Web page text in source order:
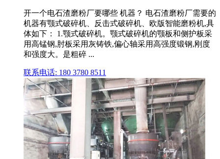
开一个电石渣磨粉厂要哪些 机器？ 电石渣磨粉厂需要的
机器有颚式破碎机、反击式破碎机、欧版智能磨粉机,具
体如下： 1.颚式破碎机。颚式破碎机的颚板和侧护板采
用高锰钢,肘板采用灰铸铁,偏心轴采用高强度锻钢,刚度
和强度大。是粗碎 ...
联系电话: 180 3780 8511